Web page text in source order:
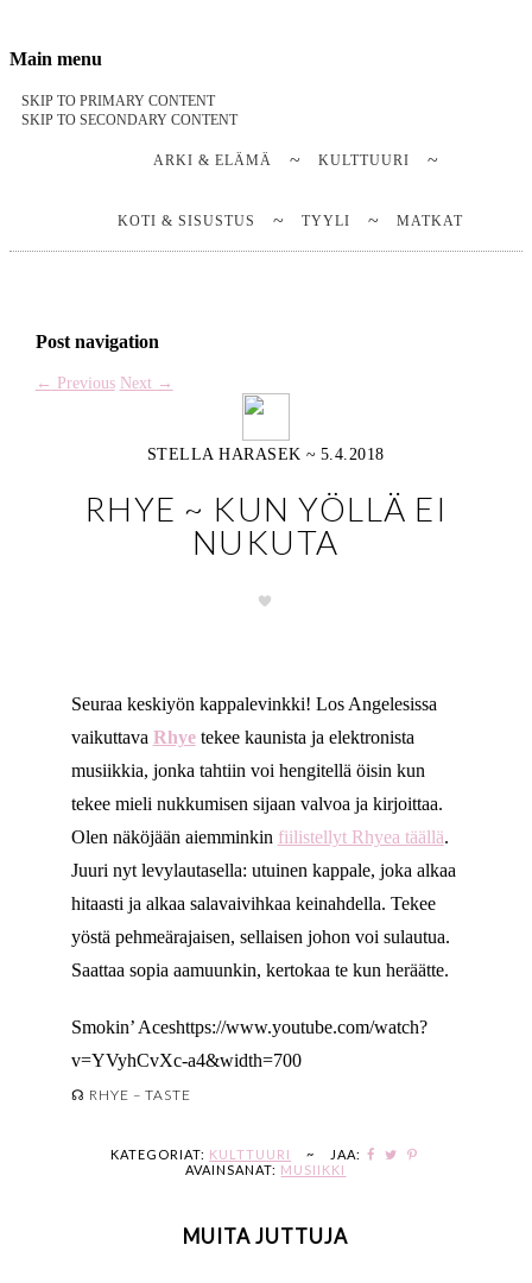
Notes on a life
Stella Harasek & Jarno Jussila
Main menu
SKIP TO PRIMARY CONTENT
SKIP TO SECONDARY CONTENT
ARKI & ELÄMÄ KULTTUURI
KOTI & SISUSTUS TYYLI MATKAT
Post navigation
← Previous Next →
STELLA HARASEK ~ 5.4.2018
RHYE ~ KUN YÖLLÄ EI
NUKUTA
Seuraa keskiyön kappalevinkki! Los Angelesissa
vaikuttava Rhyetekee kaunista ja elektronista
musiikkia, jonka tahtiin voi hengitellä öisin kun
tekee mieli nukkumisen sijaan valvoa ja kirjoittaa.
Olen näköjään aiemminkin fiilistellyt Rhyea täällä.
Juuri nyt levylautasella: utuinen kappale, joka alkaa
hitaasti ja alkaa salavaivihkaa keinahdella. Tekee
yöstä pehmeärajaisen, sellaisen johon voi sulautua.
Saattaa sopia aamuunkin, kertokaa te kun heräätte.
Smokin’ Aceshttps://www.youtube.com/watch?
v=YVyhCvXc-a4&width=700
☊ RHYE – TASTE
KATEGORIAT: KULTTUURI ~
JAA:
AVAINSANAT: MUSIIKKI
MUITA JUTTUJA